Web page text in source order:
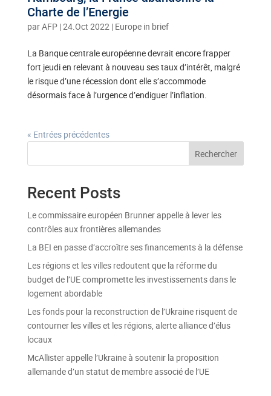
Charte de l’Energie
parAFP|24.Oct 2022| Europe in brief
La Banque centrale européenne devrait encore frapper
fort jeudi en relevant à nouveau ses taux d’intérêt, malgré
le risque d’une récession dont elle s’accommode
désormais face à l’urgence d’endiguer l’inflation.
« Entrées précédentes
Rechercher
Recent Posts
Le commissaire européen Brunner appelle à lever les
contrôles aux frontières allemandes
La BEI en passe d’accroître ses financements à la défense
Les régions et les villes redoutent que la réforme du
budget de l’UE compromette les investissements dans le
logement abordable
Les fonds pour la reconstruction de l’Ukraine risquent de
contourner les villes et les régions, alerte alliance d’élus
locaux
McAllister appelle l’Ukraine à soutenir la proposition
allemande d’un statut de membre associé de l’UE